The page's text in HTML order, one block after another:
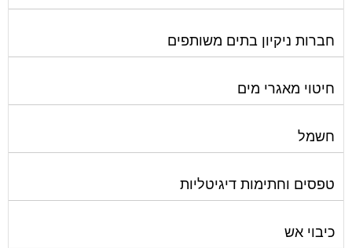
חברות ניקיון בתים משותפים
חיטוי מאגרי מים
חשמל
טפסים וחתימות דיגיטליות
כיבוי אש